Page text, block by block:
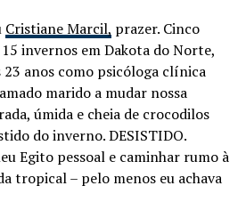
Cristiane Marcil, prazer. Cinco
invernos em Dakota do Norte,
anos como psicóloga clínica
marido a mudar nossa
úmida e cheia de crocodilos
do inverno. DESISTIDO.
Egito pessoal e caminhar rumo à
tropical – pelo menos eu achava